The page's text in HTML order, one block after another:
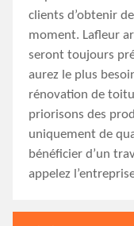
clients d’obtenir
moment. Lafleur
seront toujours
aurez le plus
rénovation de
priorisons des
uniquement de
bénéficier d’un
appelez